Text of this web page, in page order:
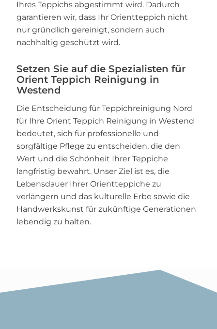
Ihres Teppichs abgestimmt wird. Dadurch
garantieren wir, dass Ihr Orientteppich nicht
nur gründlich gereinigt, sondern auch
nachhaltig geschützt wird.
Setzen Sie auf die Spezialisten für
Orient Teppich Reinigung in
Westend
Die Entscheidung für Teppichreinigung Nord
für Ihre Orient Teppich Reinigung in Westend
bedeutet, sich für professionelle und
sorgfältige Pflege zu entscheiden, die den
Wert und die Schönheit Ihrer Teppiche
langfristig bewahrt. Unser Ziel ist es, die
Lebensdauer Ihrer Orientteppiche zu
verlängern und das kulturelle Erbe sowie die
Handwerkskunst für zukünftige Generationen
lebendig zu halten.